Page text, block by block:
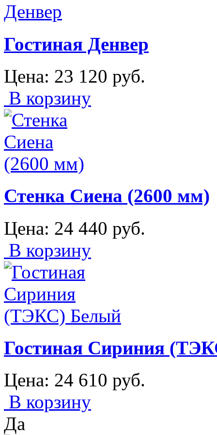
Гостиная Денвер
Цена: 23 120 руб.
В корзину
Стенка Сиена (2600 мм)
Цена: 24 440 руб.
В корзину
Гостиная Сириния
Цена: 24 610 руб.
В корзину
Да